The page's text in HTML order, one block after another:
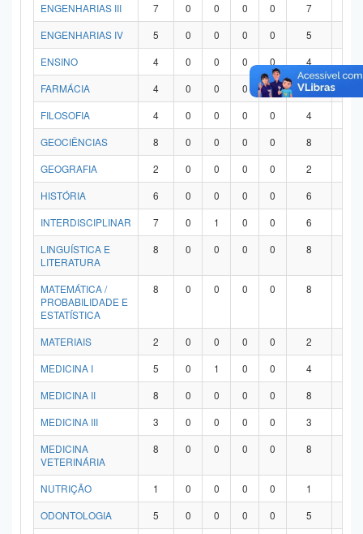
ENGENHARIAS III
7 0 0 0 0 7
ENGENHARIAS IV
5 0 0 0 0 5
ENSINO
4 0 0 0 0 4
FARMÁCIA
4 0 0 0 0 4
FILOSOFIA
4 0 0 0 0 4
GEOCIÊNCIAS
8 0 0 0 0 8
GEOGRAFIA
2 0 0 0 0 2
HISTÓRIA
6 0 0 0 0 6
INTERDISCIPLINAR
7 0 1 0 0 6
LINGUÍSTICA E
LITERATURA
8 0 0 0 0 8
MATEMÁTICA /
PROBABILIDADE E
ESTATÍSTICA
8 0 0 0 0 8
MATERIAIS 2 0 0 0 0 2
MEDICINA I
5 0 1 0 0 4
MEDICINA II
8 0 0 0 0 8
MEDICINA III
3 0 0 0 0 3
MEDICINA
VETERINÁRIA
8 0 0 0 0 8
NUTRIÇÃO 1 0 0 0 0 1
ODONTOLOGIA
5 0 0 0 0 5